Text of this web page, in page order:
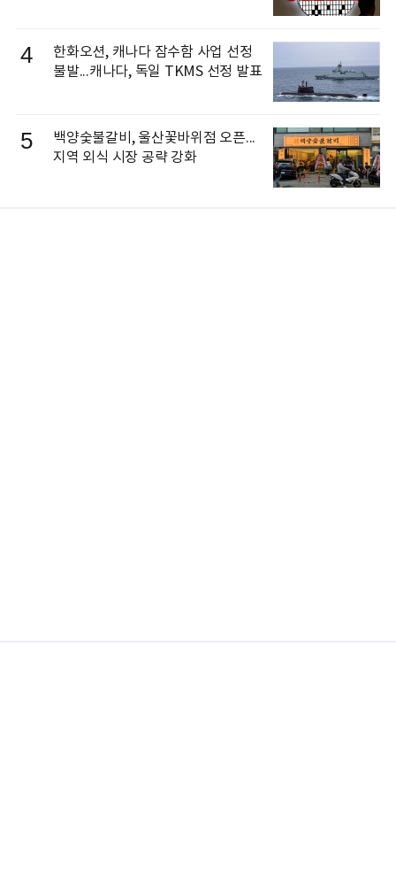
4
한화오션, 캐나다 잠수함 사업 선정
불발...캐나다, 독일 TKMS 선정 발표
5
백양숯불갈비, 울산꽃바위점 오픈...
지역 외식 시장 공략 강화